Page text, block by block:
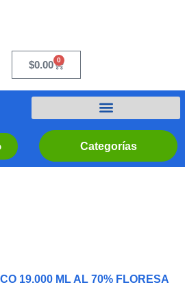
$0.00 0
Cart
Categorías
19.000 ML AL 70% FLORESA